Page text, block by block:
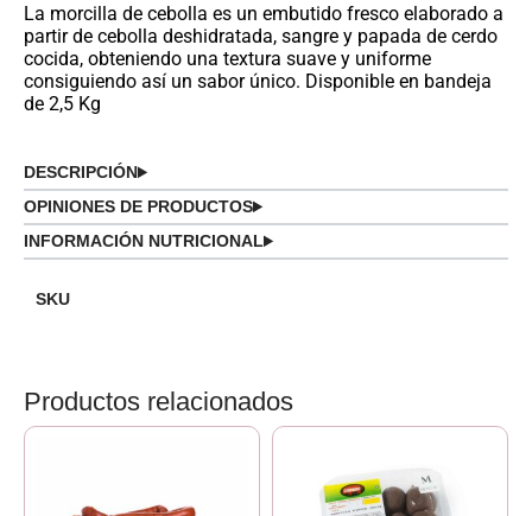
La morcilla de cebolla es un embutido fresco elaborado a
partir de cebolla deshidratada, sangre y papada de cerdo
cocida, obteniendo una textura suave y uniforme
consiguiendo así un sabor único. Disponible en bandeja
de 2,5 Kg
DESCRIPCIÓN
OPINIONES DE PRODUCTOS
INFORMACIÓN NUTRICIONAL
SKU
Productos relacionados